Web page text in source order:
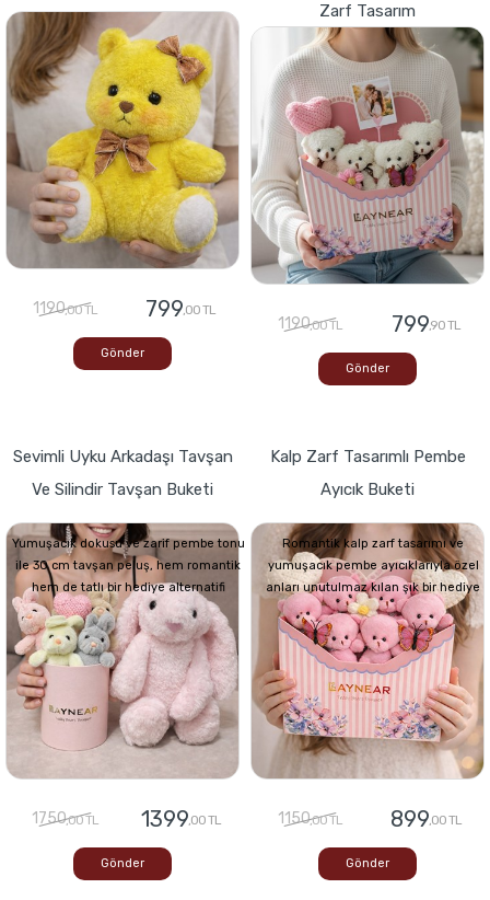
1190,00 TL 799,00 TL
Gönder
Zarf Tasarım
1190,00 TL 799,90 TL
Gönder
Sevimli Uyku Arkadaşı Tavşan
Ve Silindir Tavşan Buketi
Yumuşacık dokusu ve zarif pembe tonu
ile 30 cm tavşan peluş, hem romantik
hem de tatlı bir hediye alternatifi
1750,00 TL 1399,00 TL
Gönder
Kalp Zarf Tasarımlı Pembe
Ayıcık Buketi
Romantik kalp zarf tasarımı ve
yumuşacık pembe ayıcıklarıyla özel
anları unutulmaz kılan şık bir hediye
1150,00 TL 899,00 TL
Gönder